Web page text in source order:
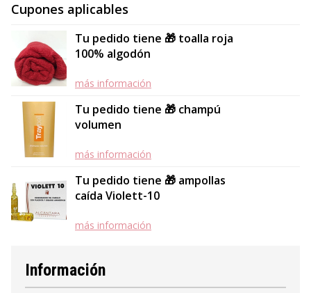
Cupones aplicables
Tu pedido tiene 🎁 toalla roja
100% algodón
más información
Tu pedido tiene 🎁 champú
volumen
más información
Tu pedido tiene 🎁 ampollas
caída Violett-10
más información
Información